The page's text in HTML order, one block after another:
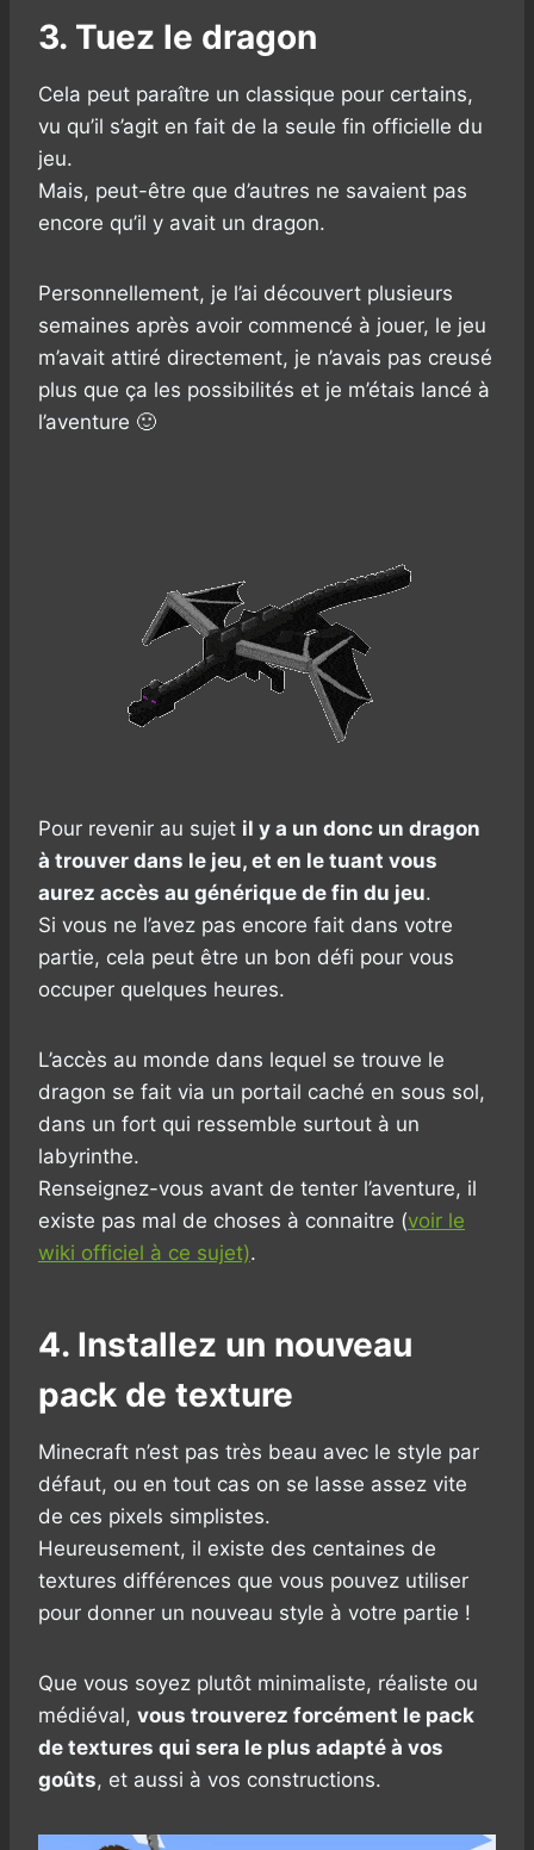
3. Tuez le dragon
Cela peut paraître un classique pour certains,
vu qu’il s’agit en fait de la seule fin officielle du
jeu.
Mais, peut-être que d’autres ne savaient pas
encore qu’il y avait un dragon.
Personnellement, je l’ai découvert plusieurs
semaines après avoir commencé à jouer, le jeu
m’avait attiré directement, je n’avais pas creusé
plus que ça les possibilités et je m’étais lancé à
l’aventure 🙂
Pour revenir au sujet il y a un donc un dragon
à trouver dans le jeu, et en le tuant vous
aurez accès au générique de fin du jeu.
Si vous ne l’avez pas encore fait dans votre
partie, cela peut être un bon défi pour vous
occuper quelques heures.
L’accès au monde dans lequel se trouve le
dragon se fait via un portail caché en sous sol,
dans un fort qui ressemble surtout à un
labyrinthe.
Renseignez-vous avant de tenter l’aventure, il
existe pas mal de choses à connaitre (voir le
wiki officiel à ce sujet).
4. Installez un nouveau
pack de texture
Minecraft n’est pas très beau avec le style par
défaut, ou en tout cas on se lasse assez vite
de ces pixels simplistes.
Heureusement, il existe des centaines de
textures différences que vous pouvez utiliser
pour donner un nouveau style à votre partie !
Que vous soyez plutôt minimaliste, réaliste ou
médiéval, vous trouverez forcément le pack
de textures qui sera le plus adapté à vos
goûts, et aussi à vos constructions.